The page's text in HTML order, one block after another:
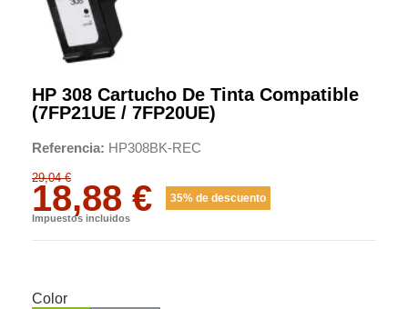
HP 308 Cartucho De Tinta Compatible
(7FP21UE / 7FP20UE)
Referencia HP308BK-REC
29,04 €
18,88 € 35% de descuento
Impuestos incluidos
Color